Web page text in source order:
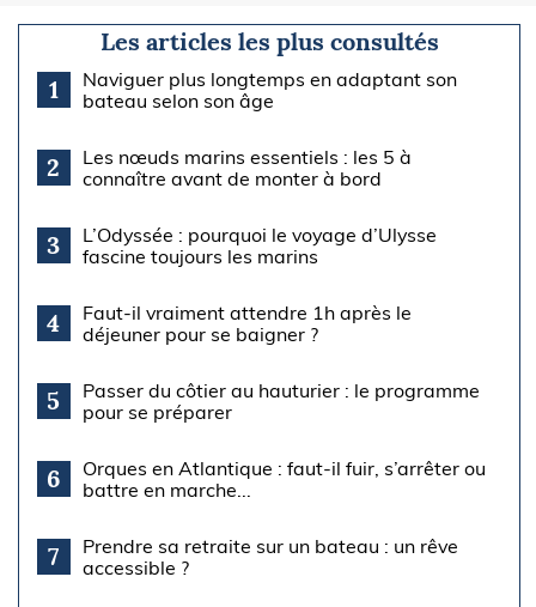
Les articles les plus consultés
1
Naviguer plus longtemps en adaptant son
bateau selon son âge
2
Les nœuds marins essentiels : les 5 à
connaître avant de monter à bord
3
L’Odyssée : pourquoi le voyage d’Ulysse
fascine toujours les marins
4
Faut-il vraiment attendre 1h après le
déjeuner pour se baigner ?
5
Passer du côtier au hauturier : le programme
pour se préparer
6
Orques en Atlantique : faut-il fuir, s’arrêter ou
battre en marche...
7
Prendre sa retraite sur un bateau : un rêve
accessible ?